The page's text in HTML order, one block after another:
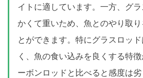
イトに適しています。一方、グ
かくて重いため、魚とのやり取り
とができます。特にグラスロッ
く、魚の食い込みを良くする特
ーボンロッドと比べると感度は